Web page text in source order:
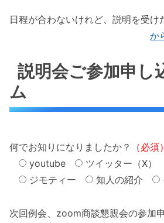
日程が合わないけれど、説明を受け
か
説明会ご参加申し
ム
何でお知りになりましたか？ （必須）
youtube
ツイッター（X）
ジモティー
知人の紹介
次回例会、zoom商談懇親会の参加